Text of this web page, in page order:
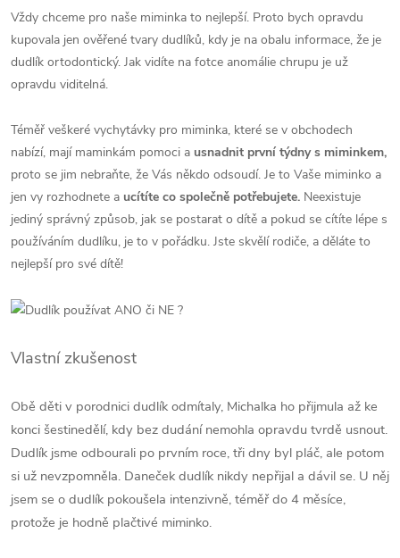
Vždy chceme pro naše miminka to nejlepší. Proto bych opravdu
kupovala jen ověřené tvary dudlíků, kdy je na obalu informace, že je
dudlík ortodontický. Jak vidíte na fotce anomálie chrupu je už
opravdu viditelná.
Téměř veškeré vychytávky pro miminka, které se v obchodech
nabízí, mají maminkám pomoci a usnadnit první týdny s miminkem,
proto se jim nebraňte, že Vás někdo odsoudí. Je to Vaše miminko a
jen vy rozhodnete a ucítíte co společně potřebujete. Neexistuje
jediný správný způsob, jak se postarat o dítě a pokud se cítíte lépe s
používáním dudlíku, je to v pořádku. Jste skvělí rodiče, a děláte to
nejlepší pro své dítě!
Vlastní zkušenost
Obě děti v porodnici dudlík odmítaly, Michalka ho přijmula až ke
konci šestinedělí, kdy bez dudání nemohla opravdu tvrdě usnout.
Dudlík jsme odbourali po prvním roce, tři dny byl pláč, ale potom
si už nevzpomněla. Daneček dudlík nikdy nepřijal a dávil se. U něj
jsem se o dudlík pokoušela intenzivně, téměř do 4 měsíce,
protože je hodně plačtivé miminko.